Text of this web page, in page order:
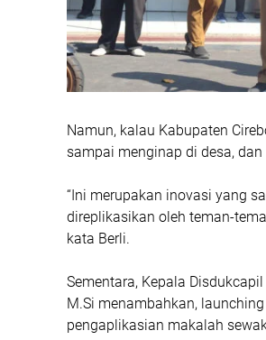
Namun, kalau Kabupaten
sampai menginap di desa,
“Ini merupakan inovasi yang
direplikasikan oleh teman-
kata Berli.
Sementara, Kepala
M.Si menambahkan,
pengaplikasian makalah